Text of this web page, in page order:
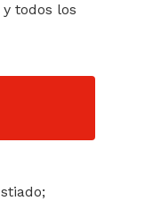
todos los